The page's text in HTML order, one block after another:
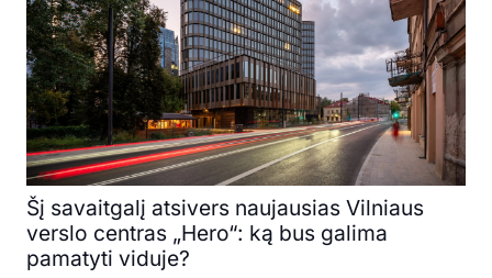
Šį savaitgalį atsivers naujausias Vilniaus
verslo centras „Hero“: ką bus galima
pamatyti viduje?